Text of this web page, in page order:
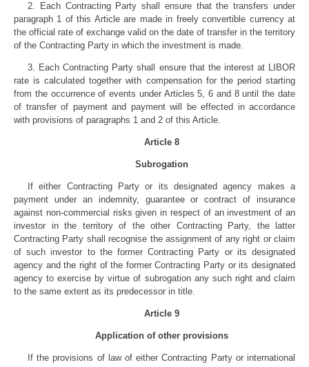
2. Each Contracting Party shall ensure that the transfers under
paragraph 1 of this Article are made in freely convertible currency at
the official rate of exchange valid on the date of transfer in the territory
of the Contracting Party in which the investment is made.
3. Each Contracting Party shall ensure that the interest at LIBOR
rate is calculated together with compensation for the period starting
from the occurrence of events under Articles 5, 6 and 8 until the date
of transfer of payment and payment will be effected in accordance
with provisions of paragraphs 1 and 2 of this Article.
Article 8
Subrogation
If either Contracting Party or its designated agency makes a
payment under an indemnity, guarantee or contract of insurance
against non-commercial risks given in respect of an investment of an
investor in the territory of the other Contracting Party, the latter
Contracting Party shall recognise the assignment of any right or claim
of such investor to the former Contracting Party or its designated
agency and the right of the former Contracting Party or its designated
agency to exercise by virtue of subrogation any such right and claim
to the same extent as its predecessor in title.
Article 9
Application of other provisions
If the provisions of law of either Contracting Party or international